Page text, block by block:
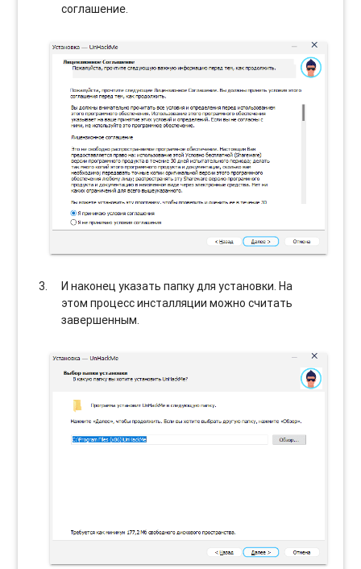
соглашение.
И наконец указать папку для установки. На
этом процесс инсталляции можно считать
завершенным.